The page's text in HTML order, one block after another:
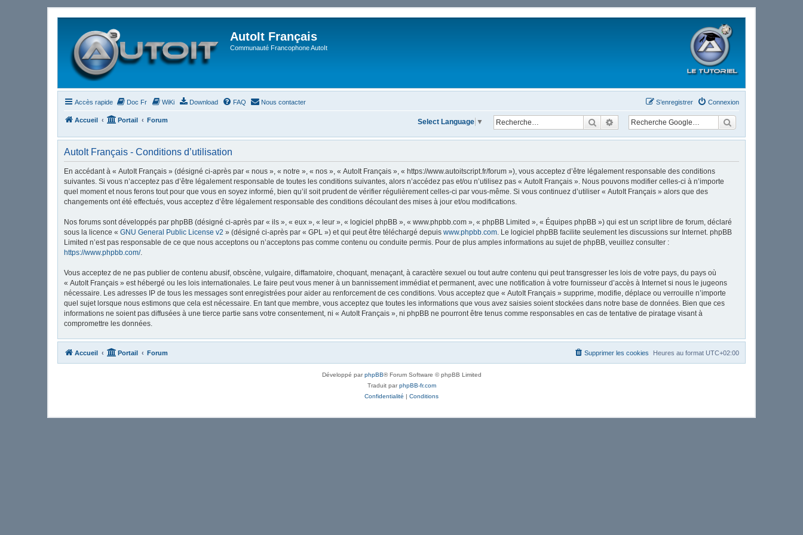
AutoIt Français
Communauté Francophone AutoIt
Accès rapide Doc Fr WiKi Download FAQ Nous contacter Connexion
S’enregistrer
Accueil Portail Forum RechercherRecherche avancée
Select Language ▼
AutoIt Français - Conditions d’utilisation
En accédant à « AutoIt Français » (désigné ci-après par « nous », « notre », « nos », « AutoIt Français », « https://www.autoitscript.fr/forum »), vous acceptez d’être légalement responsable des conditions
suivantes. Si vous n’acceptez pas d’être légalement responsable de toutes les conditions suivantes, alors n’accédez pas et/ou n’utilisez pas « AutoIt Français ». Nous pouvons modifier celles-ci à n’importe
quel moment et nous ferons tout pour que vous en soyez informé, bien qu’il soit prudent de vérifier régulièrement celles-ci par vous-même. Si vous continuez d’utiliser « AutoIt Français » alors que des
changements ont été effectués, vous acceptez d’être légalement responsable des conditions découlant des mises à jour et/ou modifications.
Nos forums sont développés par phpBB (désigné ci-après par « ils », « eux », « leur », « logiciel phpBB », « www.phpbb.com », « phpBB Limited », « Équipes phpBB ») qui est un script libre de forum, déclaré
sous la licence « GNU General Public License v2 » (désigné ci-après par « GPL ») et qui peut être téléchargé depuis www.phpbb.com. Le logiciel phpBB facilite seulement les discussions sur Internet. phpBB
Limited n’est pas responsable de ce que nous acceptons ou n’acceptons pas comme contenu ou conduite permis. Pour de plus amples informations au sujet de phpBB, veuillez consulter :
https://www.phpbb.com/.
Vous acceptez de ne pas publier de contenu abusif, obscène, vulgaire, diffamatoire, choquant, menaçant, à caractère sexuel ou tout autre contenu qui peut transgresser les lois de votre pays, du pays où
« AutoIt Français » est hébergé ou les lois internationales. Le faire peut vous mener à un bannissement immédiat et permanent, avec une notification à votre fournisseur d’accès à Internet si nous le jugeons
nécessaire. Les adresses IP de tous les messages sont enregistrées pour aider au renforcement de ces conditions. Vous acceptez que « AutoIt Français » supprime, modifie, déplace ou verrouille n’importe
quel sujet lorsque nous estimons que cela est nécessaire. En tant que membre, vous acceptez que toutes les informations que vous avez saisies soient stockées dans notre base de données. Bien que ces
informations ne soient pas diffusées à une tierce partie sans votre consentement, ni « AutoIt Français », ni phpBB ne pourront être tenus comme responsables en cas de tentative de piratage visant à
compromettre les données.
Accueil Portail Forum Heures au format UTC+02:00
Supprimer les cookies
Développé parphpBB® Forum Software © phpBB Limited
Traduit parphpBB-fr.com
Confidentialité | Conditions